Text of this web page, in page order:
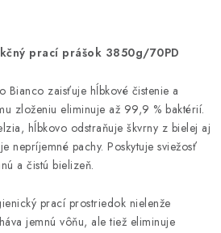
prací prášok 3850g/70PD
Bianco zaisťuje hĺbkové čistenie a
zloženiu eliminuje až 99,9 % baktérií.
hĺbkovo odstraňuje škvrny z bielej aj
nepríjemné pachy. Poskytuje sviežosť
a čistú bielizeň.
prací prostriedok nielenže
jemnú vôňu, ale tiež eliminuje